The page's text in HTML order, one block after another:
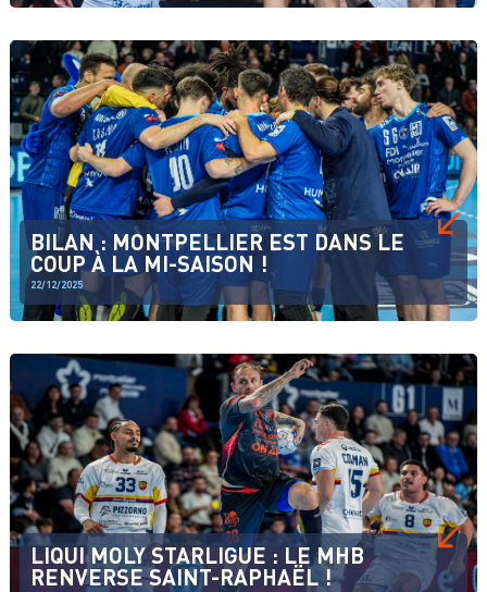
BILAN : MONTPELLIER EST DANS LE
COUP À LA MI-SAISON !
22/12/2025
LIQUI MOLY STARLIGUE : LE MHB
RENVERSE SAINT-RAPHAËL !